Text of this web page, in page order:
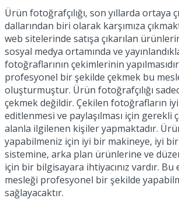
Ürün fotoğrafçılığı, son yıllarda ortaya
dallarından biri olarak karşımıza
web sitelerinde satışa çıkarılan
sosyal medya ortamında ve
fotoğraflarının çekimlerinin
profesyonel bir şekilde çekmek bu
oluşturmuştur. Ürün fotoğrafçılığı
çekmek değildir. Çekilen fotoğrafların
editlenmesi ve paylaşılması için gerekli
alanla ilgilenen kişiler yapmaktadır.
yapabilmeniz için iyi bir makineye, iyi bir
sistemine, arka plan ürünlerine ve
için bir bilgisayara ihtiyacınız vardır.
mesleği profesyonel bir şekilde
sağlayacaktır.